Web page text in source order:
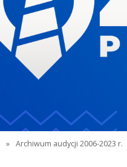
» Archiwum audycji 2006-2023 r.